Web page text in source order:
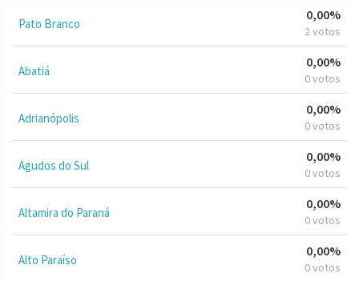
Pato Branco
0,00%
2 votos
Abatiá
0,00%
0 votos
Adrianópolis
0,00%
0 votos
Agudos do Sul
0,00%
0 votos
Altamira do Paraná
0,00%
0 votos
Alto Paraíso
0,00%
0 votos